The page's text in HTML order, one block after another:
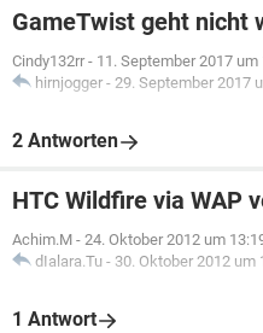
GameTwist geht nicht
Cindy132rr - 11. September 2017 um
hirnjogger - 29. September 2017
2 Antworten
HTC Wildfire via WAP
Achim.M - 24. Oktober 2012 um
dIalara.Tu - 30. Oktober 2012 um
1 Antwort